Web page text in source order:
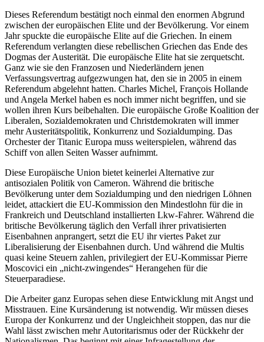
Dieses Referendum bestätigt noch einmal den enormen Abgrund
zwischen der europäischen Elite und der Bevölkerung. Vor einem
Jahr spuckte die europäische Elite auf die Griechen. In einem
Referendum verlangten diese rebellischen Griechen das Ende des
Dogmas der Austerität. Die europäische Elite hat sie zerquetscht.
Ganz wie sie den Franzosen und Niederländern jenen
Verfassungsvertrag aufgezwungen hat, den sie in 2005 in einem
Referendum abgelehnt hatten. Charles Michel, François Hollande
und Angela Merkel haben es noch immer nicht begriffen, und sie
wollen ihren Kurs beibehalten. Die europäische Große Koalition der
Liberalen, Sozialdemokraten und Christdemokraten will immer
mehr Austeritätspolitik, Konkurrenz und Sozialdumping. Das
Orchester der Titanic Europa muss weiterspielen, während das
Schiff von allen Seiten Wasser aufnimmt.
Diese Europäische Union bietet keinerlei Alternative zur
antisozialen Politik von Cameron. Während die britische
Bevölkerung unter dem Sozialdumping und den niedrigen Löhnen
leidet, attackiert die EU-Kommission den Mindestlohn für die in
Frankreich und Deutschland installierten Lkw-Fahrer. Während die
britische Bevölkerung täglich den Verfall ihrer privatisierten
Eisenbahnen anprangert, setzt die EU ihr viertes Paket zur
Liberalisierung der Eisenbahnen durch. Und während die Multis
quasi keine Steuern zahlen, privilegiert der EU-Kommissar Pierre
Moscovici ein „nicht-zwingendes“ Herangehen für die
Steuerparadiese.
Die Arbeiter ganz Europas sehen diese Entwicklung mit Angst und
Misstrauen. Eine Kursänderung ist notwendig. Wir müssen dieses
Europa der Konkurrenz und der Ungleichheit stoppen, das nur die
Wahl lässt zwischen mehr Autoritarismus oder der Rückkehr der